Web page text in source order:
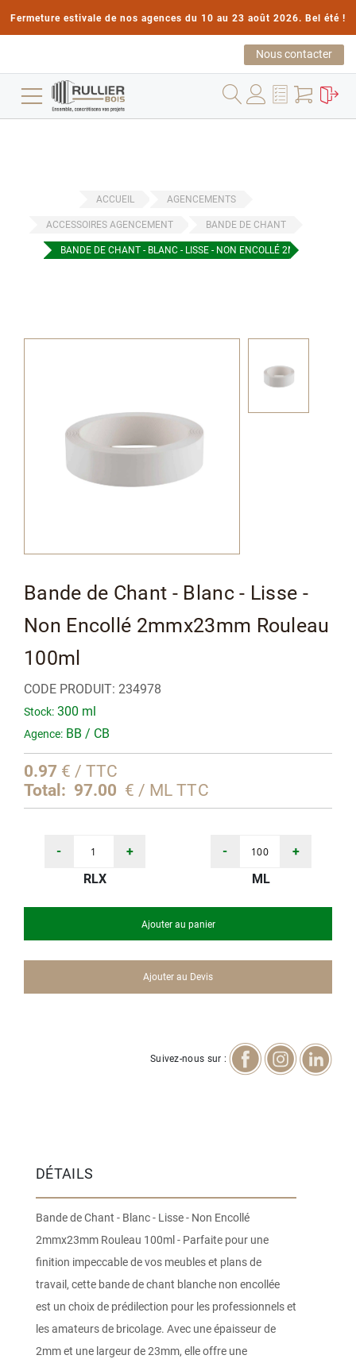
Fermeture estivale de nos agences du 10 au 23 août 2026. Bel été !
Nous contacter
ACCUEIL AGENCEMENTS
ACCESSOIRES AGENCEMENT BANDE DE CHANT
BANDE DE CHANT - BLANC - LISSE - NON ENCOLLÉ 2MMX23MM
Bande de Chant - Blanc - Lisse -
Non Encollé 2mmx23mm Rouleau
100ml
CODE PRODUIT: 234978
Stock: 300 ml
Agence: BB / CB
0.97 € / TTC
Total: 97.00 € / ML TTC
-
+
RLX
-
+
ML
Ajouter au panier
Ajouter au Devis
Suivez-nous sur :
Passer
début
de
Galerie
d’images
DÉTAILS
Bande de Chant - Blanc - Lisse - Non Encollé
2mmx23mm Rouleau 100ml - Parfaite pour une
finition impeccable de vos meubles et plans de
travail, cette bande de chant blanche non encollée
est un choix de prédilection pour les professionnels et
les amateurs de bricolage. Avec une épaisseur de
2mm et une largeur de 23mm, elle offre une